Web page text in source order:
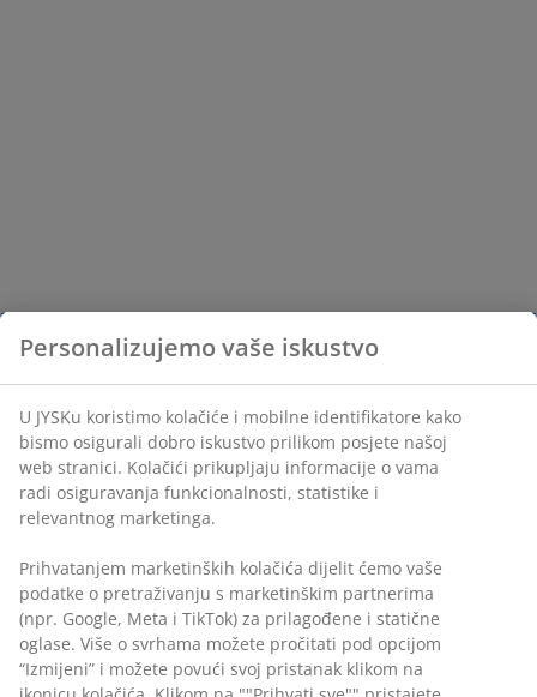
Personalizujemo vaše iskustvo
U JYSKu koristimo kolačiće i mobilne identifikatore kako
bismo osigurali dobro iskustvo prilikom posjete našoj
web stranici. Kolačići prikupljaju informacije o vama
radi osiguravanja funkcionalnosti, statistike i
relevantnog marketinga.
Prihvatanjem marketinških kolačića dijelit ćemo vaše
podatke o pretraživanju s marketinškim partnerima
(npr. Google, Meta i TikTok) za prilagođene i statične
oglase. Više o svrhama možete pročitati pod opcijom
“Izmijeni” i možete povući svoj pristanak klikom na